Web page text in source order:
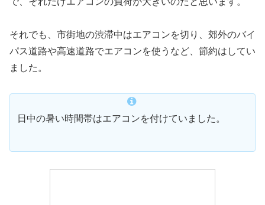
それでも、市街地の渋滞中はエアコンを切り、郊外のバイ
パス道路や高速道路でエアコンを使うなど、節約はしてい
ました。
日中の暑い時間帯はエアコンを付けていました。